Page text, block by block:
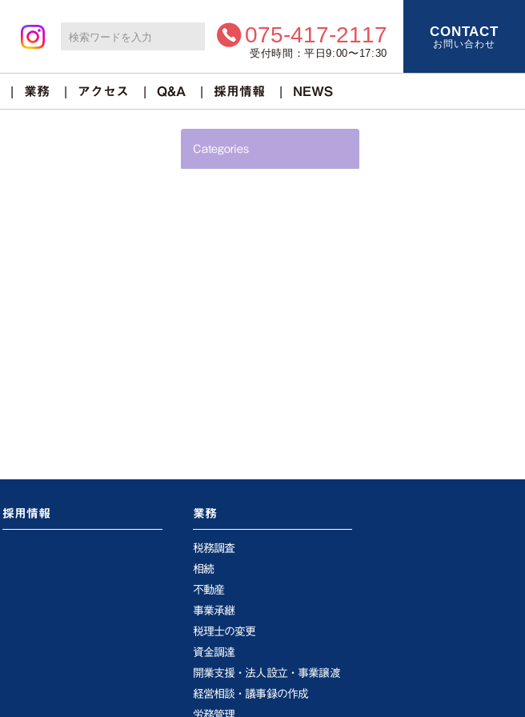
075-417-2117
受付時間：平日9:00〜17:30
CONTACT
お問い合わせ
業務 アクセス Q&A 採用情報 NEWS
Categories
採用情報 業務
税務調査
相続
不動産
事業承継
税理士の変更
資金調達
開業支援・法人設立・事業譲渡
経営相談・議事録の作成
労務管理